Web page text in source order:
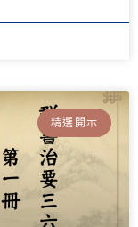
精選開示